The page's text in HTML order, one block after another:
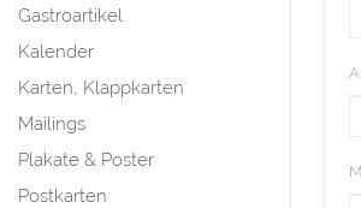
Gastroartikel
Kalender
Karten, Klappkarten
Mailings
Plakate & Poster
Postkarten